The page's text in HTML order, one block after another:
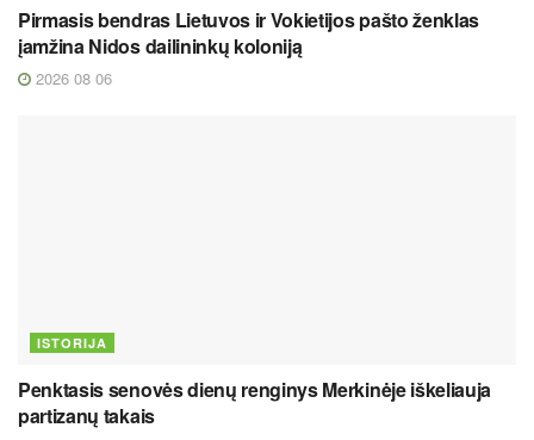
Pirmasis bendras Lietuvos ir Vokietijos pašto ženklas
įamžina Nidos dailininkų koloniją
2026 08 06
ISTORIJA
Penktasis senovės dienų renginys Merkinėje iškeliauja
partizanų takais